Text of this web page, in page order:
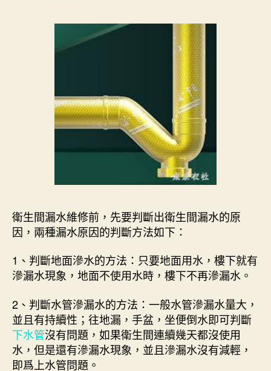
衛生間漏水維修前，先要判斷出衛生間漏水的原
因，兩種漏水原因的判斷方法如下：
1、判斷地面滲水的方法：只要地面用水，樓下就有
滲漏水現象，地面不使用水時，樓下不再滲漏水。
2、判斷水管滲漏水的方法：一般水管滲漏水量大，
並且有持續性；往地漏，手盆，坐便倒水即可判斷
下水管沒有問題，如果衛生間連續幾天都沒使用
水，但是還有滲漏水現象，並且滲漏水沒有減輕，
即爲上水管問題。